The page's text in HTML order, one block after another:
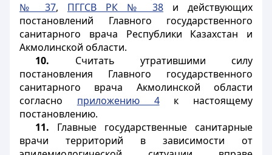
№ 37, ПГГСВ РК № 38 и действующих
постановлений Главного государственного
санитарного врача Республики Казахстан и
Акмолинской области.
10. Считать утратившими силу
постановления Главного государственного
санитарного врача Акмолинской области
согласно приложению 4к настоящему
постановлению.
11. Главные государственные санитарные
врачи территорий в зависимости от